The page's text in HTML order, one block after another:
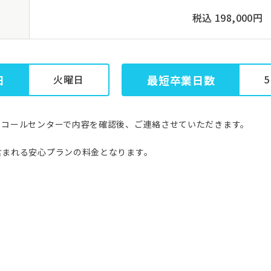
税込 198,000円
火曜日 最短卒業日数
ルセンターで内容を確認後、ご連絡させていただきます。
る安心プランの料金となります。